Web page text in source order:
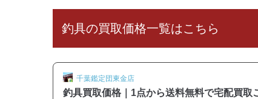
釣具の買取価格一覧はこちら
千葉鑑定団東金店
釣具買取価格｜1点から送料無料で宅配買取